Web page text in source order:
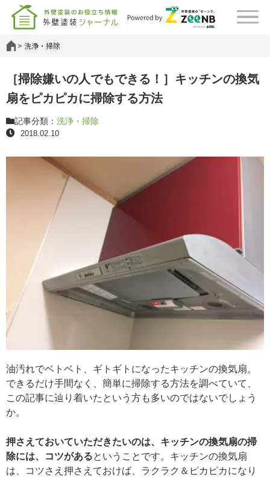
洗浄・掃除
［掃除嫌いの人でもできる！］キッチンの換気
扇をピカピカに掃除する方法
記事分類： 洗浄・掃除
2018.02.10
油汚れでベトベト、ギトギトになったキッチンの換気扇。
できるだけ手間なく、簡単に掃除する方法を調べていて、
この記事に辿り着いたという方も多いのではないでしょう
か。
押さえておいていただきたいのは、キッチンの換気扇の掃
除には、コツがあるということです。キッチンの換気扇
は、コツさえ押さえておけば、ラクラク＆ピカピカになり